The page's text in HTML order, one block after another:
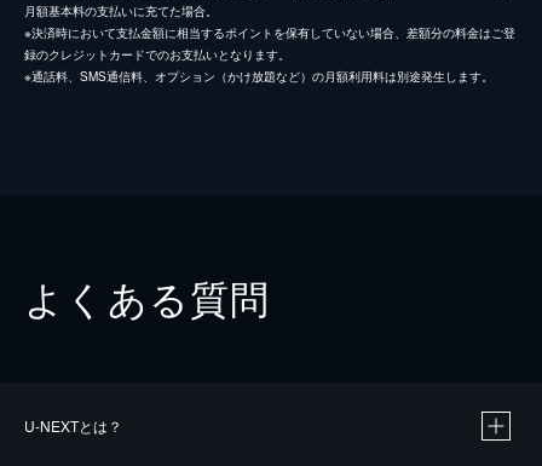
月額基本料の支払いに充てた場合。
※決済時において支払金額に相当するポイントを保有していない場合、差額分の料金はご登
録のクレジットカードでのお支払いとなります。
※通話料、SMS通信料、オプション（かけ放題など）の月額利用料は別途発生します。
よくある質問
U-NEXTとは？